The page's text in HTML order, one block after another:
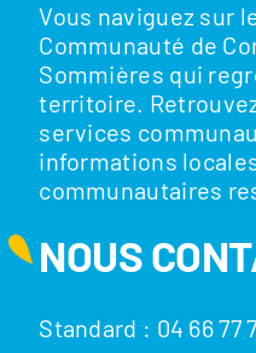
Vous naviguez sur
Communauté de
Sommières qui
territoire.
services
informations
communautaires
NOUS
Standard : 04 66 77